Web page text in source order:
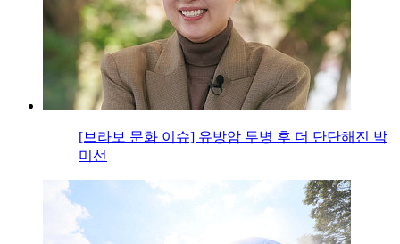
[브라보 문화 이슈] 유방암 투병 후 더 단단해진 박
미선